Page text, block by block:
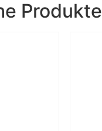
Produkte